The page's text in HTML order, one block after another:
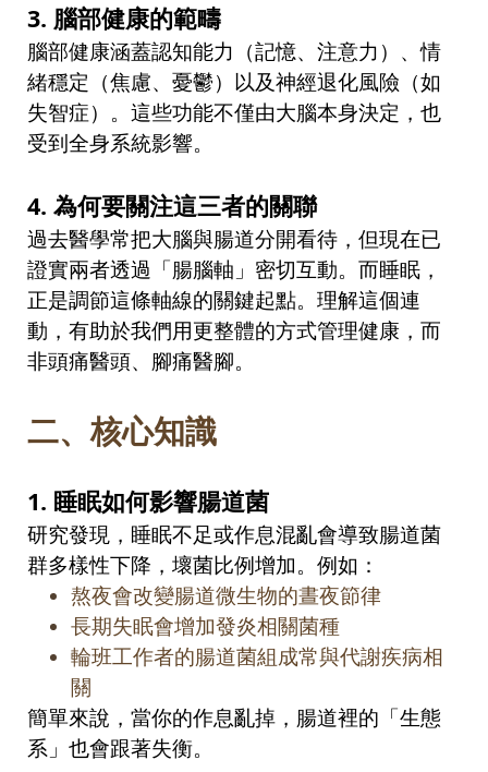
3. 腦部健康的範疇
腦部健康涵蓋認知能力（記憶、注意力）、情
緒穩定（焦慮、憂鬱）以及神經退化風險（如
失智症）。這些功能不僅由大腦本身決定，也
受到全身系統影響。
4. 為何要關注這三者的關聯
過去醫學常把大腦與腸道分開看待，但現在已
證實兩者透過「腸腦軸」密切互動。而睡眠，
正是調節這條軸線的關鍵起點。理解這個連
動，有助於我們用更整體的方式管理健康，而
非頭痛醫頭、腳痛醫腳。
二、核心知識
1. 睡眠如何影響腸道菌
研究發現，睡眠不足或作息混亂會導致腸道菌
群多樣性下降，壞菌比例增加。例如：
熬夜會改變腸道微生物的晝夜節律
長期失眠會增加發炎相關菌種
輪班工作者的腸道菌組成常與代謝疾病相
關
簡單來說，當你的作息亂掉，腸道裡的「生態
系」也會跟著失衡。